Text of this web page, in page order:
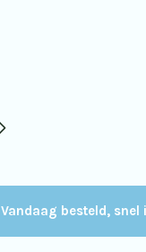
Vandaag besteld, snel